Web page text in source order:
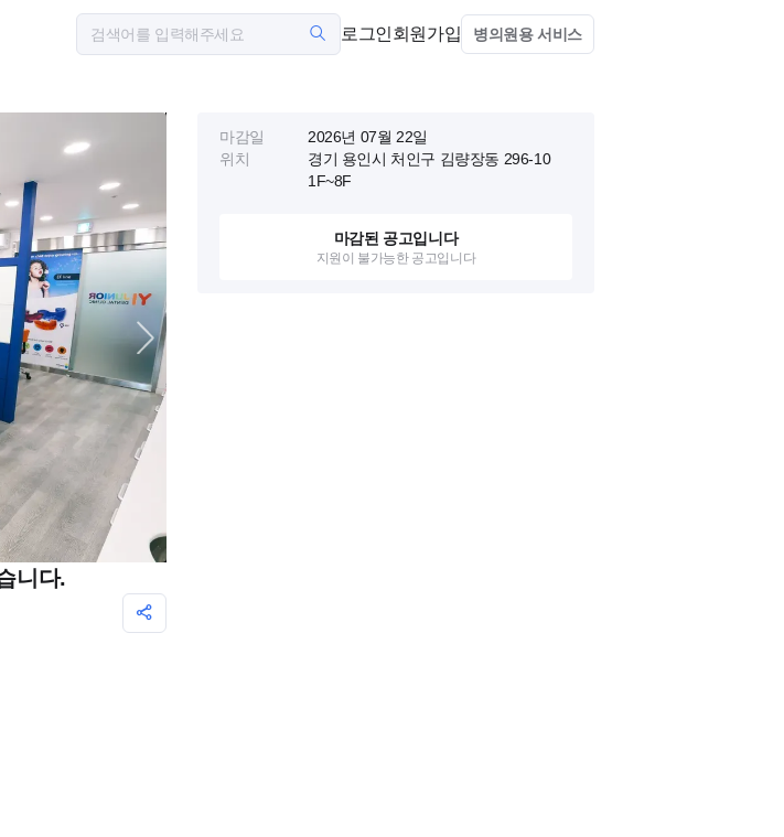
로그인회원가입 병의원용 서비스
니다.
마감일
2026년 07월 22일
위치
경기 용인시 처인구 김량장동 296-10
1F~8F
마감된 공고입니다
지원이 불가능한 공고입니다